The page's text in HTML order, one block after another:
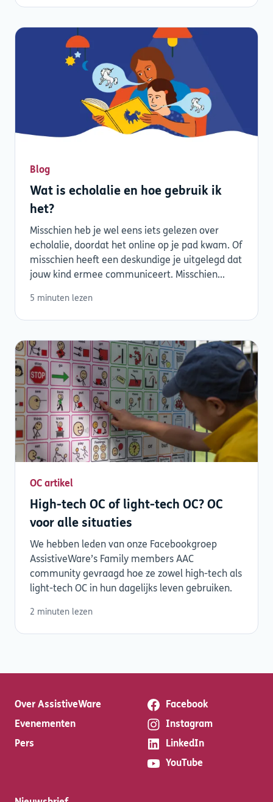
Blog
Wat is echolalie en hoe gebruik ik
het?
Misschien heb je wel eens iets gelezen over
echolalie, doordat het online op je pad kwam. Of
misschien heeft een deskundige je uitgelegd dat
jouw kind ermee communiceert. Misschien...
5 minuten lezen
OC artikel
High-tech OC of light-tech OC? OC
voor alle situaties
We hebben leden van onze Facebookgroep
AssistiveWare’s Family members AAC
community gevraagd hoe ze zowel high-tech als
light-tech OC in hun dagelijks leven gebruiken.
2 minuten lezen
Over AssistiveWare
Evenementen
Pers
Facebook
Instagram
LinkedIn
YouTube